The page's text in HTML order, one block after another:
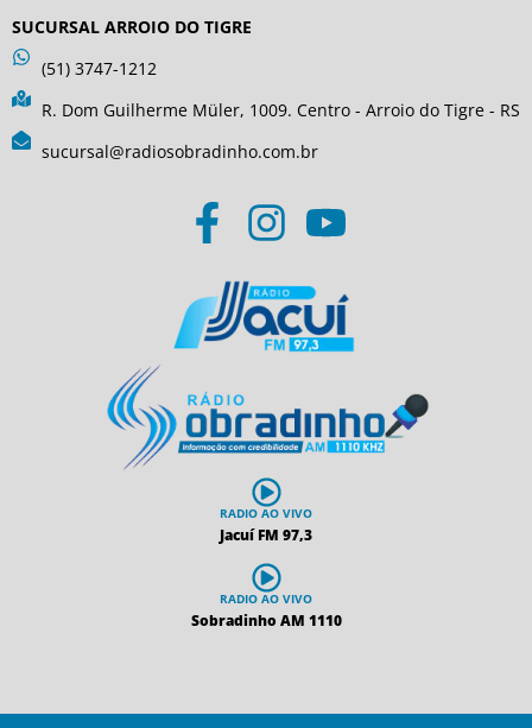
SUCURSAL ARROIO DO TIGRE
(51) 3747-1212
R. Dom Guilherme Müler, 1009. Centro - Arroio do Tigre - RS
sucursal@radiosobradinho.com.br
RADIO AO VIVO
Jacuí FM 97,3
RADIO AO VIVO
Sobradinho AM 1110